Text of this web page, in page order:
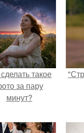
такое
за пару
минут?